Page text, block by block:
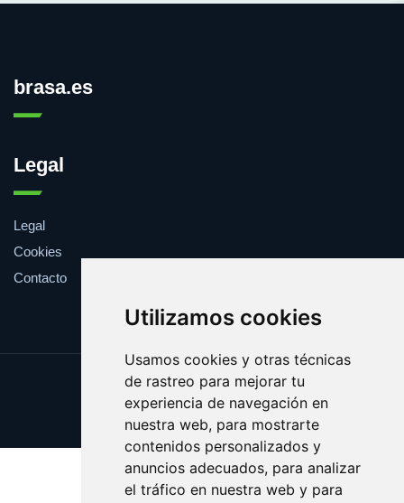
Utilizamos cookies
Usamos cookies y otras técnicas
de rastreo para mejorar tu
experiencia de navegación en
nuestra web, para mostrarte
contenidos personalizados y
anuncios adecuados, para analizar
el tráfico en nuestra web y para
brasa.es
Legal
Legal
Cookies
Contacto
Update cookies preferences
Copyright © 2025 brasa.es